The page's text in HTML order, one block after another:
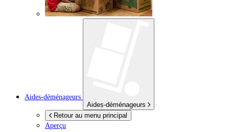
Aides-déménageurs
Aides-déménageurs
Retour au menu principal
Aperçu